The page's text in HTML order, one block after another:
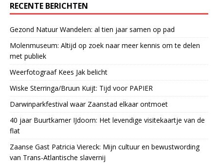
RECENTE BERICHTEN
Gezond Natuur Wandelen: al tien jaar samen op pad
Molenmuseum: Altijd op zoek naar meer kennis om te delen
met publiek
Weerfotograaf Kees Jak belicht
Wiske Sterringa/Bruun Kuijt: Tijd voor PAPIER
Darwinparkfestival waar Zaanstad elkaar ontmoet
40 jaar Buurtkamer IJdoorn: Het levendige visitekaartje van de
flat
Zaanse Gast Patricia Viereck: Mijn cultuur en bewustwording
van Trans-Atlantische slavernij